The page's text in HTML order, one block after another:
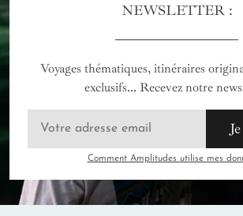
NEWSLETTER :
Voyages thématiques, itinéraires
exclusifs... Recevez notre
Comment Amplitudes utilise mes